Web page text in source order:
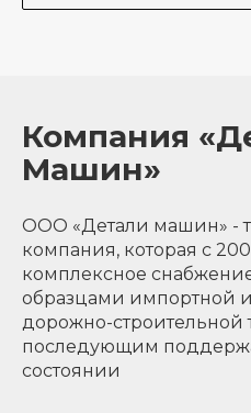
Компания
Машин»
ООО «Детали машин» -
компания, которая с
комплексное
образцами импортной
дорожно-строительной
последующим
состоянии